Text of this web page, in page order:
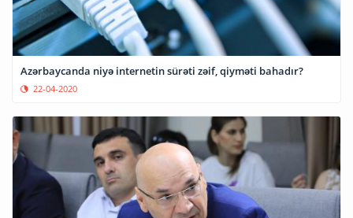
Azərbaycanda niyə internetin sürəti zəif, qiyməti bahadır?
22-04-2020